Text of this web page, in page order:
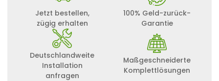
Jetzt bestellen,
zügig erhalten
100% Geld-zurück-
Garantie
Deutschlandweite
Installation
anfragen
Maßgeschneiderte
Komplettlösungen